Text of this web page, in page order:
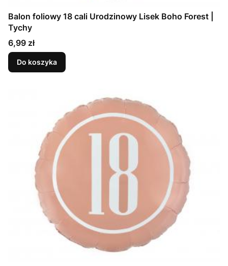
Balon foliowy 18 cali Urodzinowy Lisek Boho Forest |
Tychy
Cena
6,99 zł
Do koszyka